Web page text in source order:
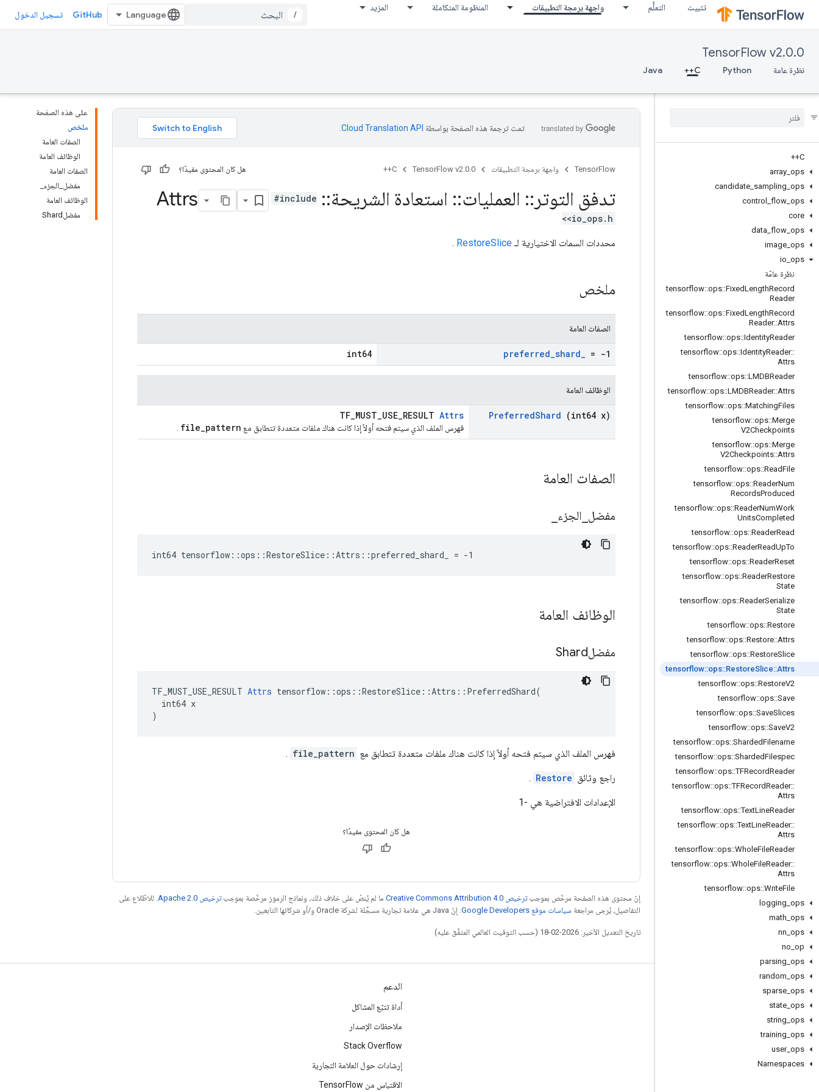
تثبيت التعلُّم واجهة برمجة التطبيقات المنظومة المتكاملة المزيد
/
GitHub تسجيل الدخول
TensorFlow v2.0.0
نظرة عامة Python
C++
Java
C++
array ops
candidate sampling ops
control
flow ops
core
data flow ops
image ops
io ops
نظرة عامّة
tensorflow::ops::FixedLengthRecord
Reader
tensorflow::ops::FixedLengthRecord
Reader::Attrs
tensorflow::ops::IdentityReader
tensorflow::ops::IdentityReader::
Attrs
tensorflow::ops::LMDBReader
tensorflow::ops::LMDBReader::Attrs
tensorflow::ops::MatchingFiles
tensorflow::ops::Merge
V2Checkpoints
tensorflow::ops::Merge
V2Checkpoints::Attrs
tensorflow::ops::ReadFile
tensorflow::ops::ReaderNum
RecordsProduced
tensorflow::ops::ReaderNumWork
UnitsCompleted
tensorflow::ops::ReaderRead
tensorflow::ops::ReaderReadUpTo
tensorflow::ops::ReaderReset
tensorflow::ops::ReaderRestore
State
tensorflow::ops::ReaderSerialize
State
tensorflow::ops::Restore
tensorflow::ops::Restore::Attrs
tensorflow::ops::RestoreSlice
tensorflow::ops::RestoreSlice::Attrs
tensorflow::ops::RestoreV2
tensorflow::ops::Save
tensorflow::ops::SaveSlices
tensorflow::ops::SaveV2
tensorflow::ops::ShardedFilename
tensorflow::ops::ShardedFilespec
tensorflow::ops::TFRecordReader
tensorflow::ops::TFRecordReader::
Attrs
tensorflow::ops::TextLineReader
tensorflow::ops::TextLineReader::
Attrs
tensorflow::ops::WholeFileReader
tensorflow::ops::WholeFileReader::
Attrs
tensorflow::ops::WriteFile
logging ops
math ops
nn ops
no op
parsing ops
random ops
sparse ops
state ops
string ops
training ops
user_ ops
Namespaces
على هذه الصفحة
ملخص
الصفات العامة
الوظائف العامة
الصفات العامة
مفضل_الجزء_
الوظائف العامة
مفضلShard
تمت ترجمة هذه الصفحة بواسطة Cloud Translation API‏
TensorFlow واجهة برمجة التطبيقات TensorFlow v2.0.0
C++ هل كان المحتوى مفيدًا؟
تدفق التوتر :: العمليات:: استعادة الشريحة::
#include
<io_ops.h>
محددات السمات الاختيارية لـ RestoreSlice
.
ملخص
الصفات العامة
preferred_shard_ = -1
int64
الوظائف العامة
PreferredShard (int64 x)
TF_MUST_USE_RESULT Attrs
فهرس الملف الذي سيتم فتحه أولاً إذا كانت هناك ملفات متعددة تتطابق مع file_pattern
الصفات العامة
مفضل الجزء
int64 tensorflow::ops::RestoreSlice::Attrs::preferred_shard_ = -1
الوظائف العامة
مفضلShard
TF_MUST_USE_RESULT Attrs tensorflow::ops::RestoreSlice::Attrs::PreferredShard(
  int64 x
)
فهرس الملف الذي سيتم فتحه أولاً إذا كانت هناك ملفات متعددة تتطابق مع file_pattern
.
راجع وثائق Restore
.
الإعدادات الافتراضية هي -1
هل كان المحتوى مفيدًا؟
إنّ محتوى هذه الصفحة مرخّص بموجبترخيص Creative Commons Attribution 4.0‏ ما لم يُنصّ على خلاف ذلك، ونماذج الرموز مرخّصة بموجبترخيص Apache 2.0‏
. للاطّلاع على
التفاصيل، يُرجى مراجعة سياسات موقع Google Developers‏ . إنّ Java هي علامة تجارية مسجَّلة لشركة Oracle و/أو شركائها التابعين.
تاريخ التعديل الأخير: 2026-02-18 (حسب التوقيت العالمي المتفَّق عليه)
التواصل الاجتماعي
المدوّنة
المنتدى
GitHub
Twitter
الدعم
أداة تتبّع المشاكل
ملاحظات الإصدار
Stack Overflow
إرشادات حول العلامة التجارية
الاقتباس من TensorFlow